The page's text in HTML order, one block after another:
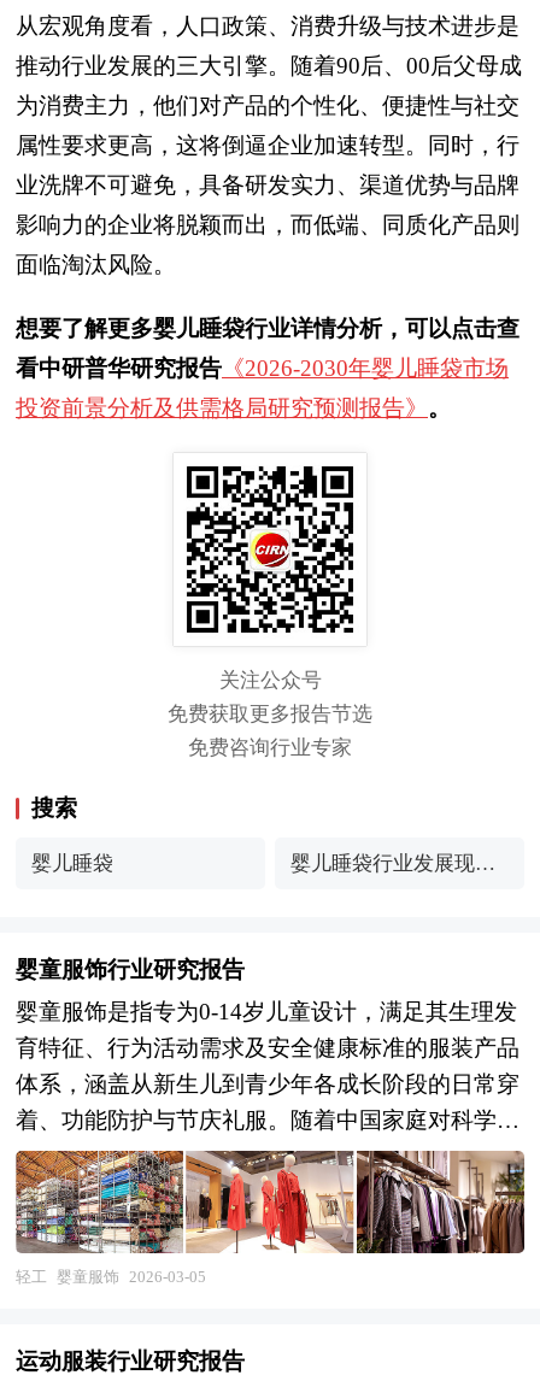
从宏观角度看，人口政策、消费升级与技术进步是
推动行业发展的三大引擎。随着90后、00后父母成
为消费主力，他们对产品的个性化、便捷性与社交
属性要求更高，这将倒逼企业加速转型。同时，行
业洗牌不可避免，具备研发实力、渠道优势与品牌
影响力的企业将脱颖而出，而低端、同质化产品则
面临淘汰风险。
想要了解更多婴儿睡袋行业详情分析，可以点击查
看中研普华研究报告 《2026-2030年婴儿睡袋市场
投资前景分析及供需格局研究预测报告》 。
关注公众号
免费获取更多报告节选
免费咨询行业专家
搜索
婴儿睡袋 婴儿睡袋行业发展现状
婴童服饰行业研究报告
婴童服饰是指专为0-14岁儿童设计，满足其生理发
育特征、行为活动需求及安全健康标准的服装产品
体系，涵盖从新生儿到青少年各成长阶段的日常穿
着、功能防护与节庆礼服。随着中国家庭对科学育
儿理念的重视和消费品质的升级，婴童服饰已从单
一的“保暖遮体”功能，演进为融合安全性、舒适
性、美学表达与文化认同的综合性载体。 当前，
行业正经历由政策规范、技术创新与社会趋势共同
全等级，禁止使用有害化学物质、锐利配件及过长
轻工 婴童服饰 2026-03-05
运动服装行业研究报告